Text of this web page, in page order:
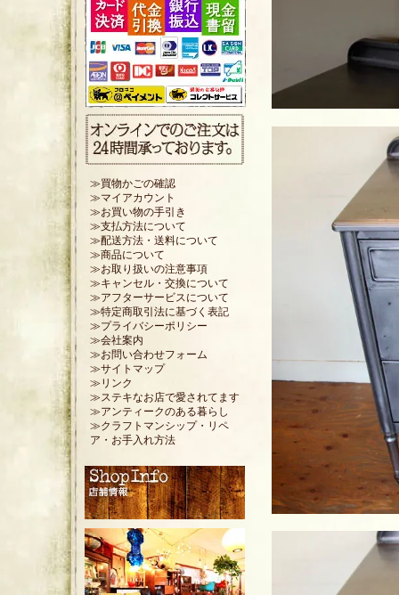
≫買物かごの確認
≫マイアカウント
≫お買い物の手引き
≫支払方法について
≫配送方法・送料について
≫商品について
≫お取り扱いの注意事項
≫キャンセル・交換について
≫アフターサービスについて
≫特定商取引法に基づく表記
≫プライバシーポリシー
≫会社案内
≫お問い合わせフォーム
≫サイトマップ
≫リンク
≫ステキなお店で愛されてます
≫アンティークのある暮らし
≫クラフトマンシップ・リペ
ア・お手入れ方法